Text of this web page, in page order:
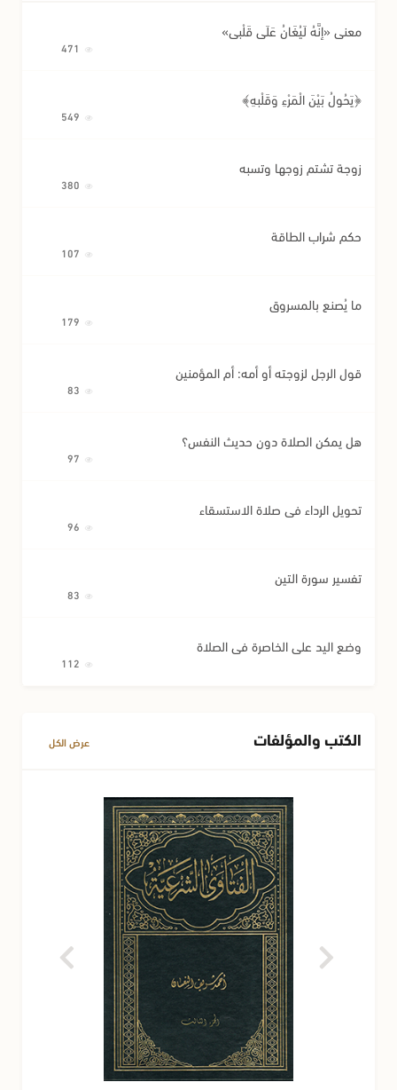
معنى «إِنَّهُ لَيُغَانُ عَلَى قَلْبِي»
﴿يَحُولُ بَيْنَ الْمَرْءِ وَقَلْبِهِ﴾
زوجة تشتم زوجها وتسبه
حكم شراب الطاقة
ما يُصنع بالمسروق
قول الرجل لزوجته أو أمه: أم المؤمنين
هل يمكن الصلاة دون حديث النفس؟
تحويل الرداء في صلاة الاستسقاء
تفسير سورة التين
وضع اليد على الخاصرة في الصلاة
الكتب والمؤلفات عرض الكل